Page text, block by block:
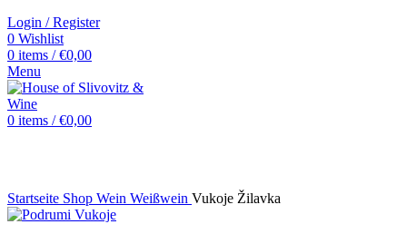
Login / Register
0 Wishlist
0 items / €0,00
Menu
0 items / €0,00
Startseite Shop Wein Weißwein Vukoje Žilavka